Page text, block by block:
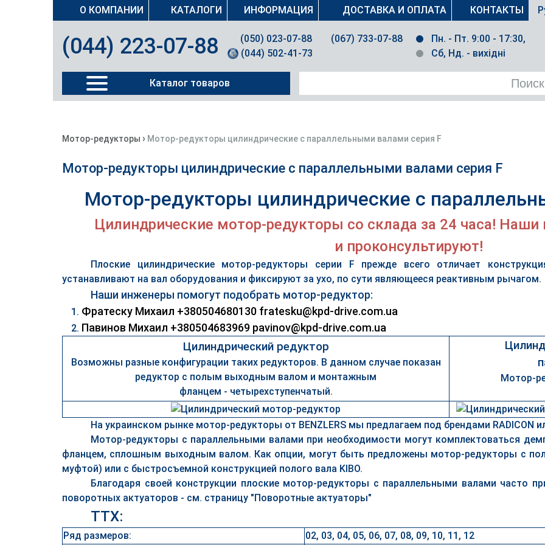
О КОМПАНИИ КАТАЛОГИ ИНФОРМАЦИЯ ДОСТАВКА И ОПЛАТА КОНТАКТЫ
(044) 223-07-88 (050) 023-07-88
(067) 733-07-88
(044) 502-41-73
Пн. - Пт. 9:00 - 17:30,
Сб, Нд. - вихідні
Каталог товаров
Мотор-редукторы › Мотор-редукторы цилиндрические с параллельными валами серия F
Мотор-редукторы цилиндрические с параллельными валами серия F
Мотор-редукторы цилиндрические с
Цилиндрические мотор-редукторы со склада за 24 часа!
и проконсультируют!
Плоские цилиндрические мотор-редукторы серии F прежде всего отличает
устанавливают на вал оборудования и фиксируют за ухо, по сути являющееся реактивным рычагом.
Наши инженеры помогут подобрать мотор-редуктор:
Фратеску Михаил +380504680130 fratesku@kpd-drive.com.ua
Павинов Михаил +380504683969 pavinov@kpd-drive.com.ua
Цилиндрический редуктор
Возможны разные конфигурации таких редукторов. В данном случае показан
редуктор с полым выходным валом и монтажным
фланцем - четырехступенчатый.
Мотор-
На украинском рынке мотор-редукторы от BENZLERS мы предлагаем под брендами RADICON
Мотор-редукторы с параллельными валами при необходимости могут комплектоваться
фланцем, сплошным выходным валом. Как опции, могут быть предложены мотор-редукторы с
муфтой) или с быстросъемной конструкцией полого вала KIBO.
Благодаря своей конструкции плоские мотор-редукторы с параллельными валами часто
поворотных актуаторов - см. страницу "Поворотные актуаторы"
ТТХ:
Ряд размеров: 02, 03, 04, 05, 06, 07, 08, 09, 10, 11, 12